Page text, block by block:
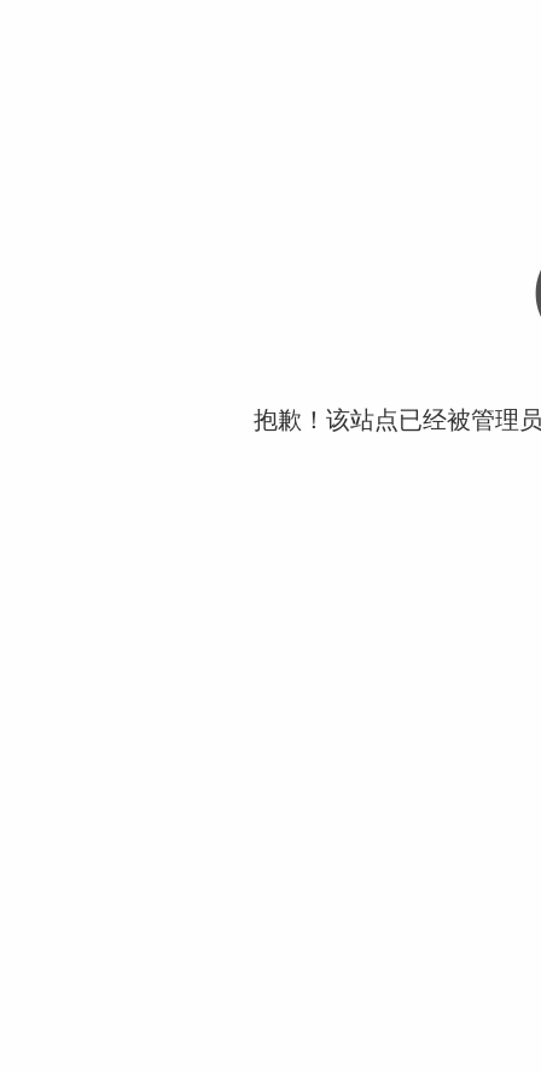
抱歉！该站点已经被管理